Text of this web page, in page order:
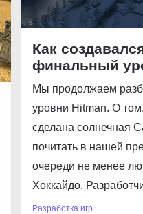
Как
финальный
Мы продолжаем
уровни Hitman. О
сделана солнечная
почитать в нашей
очереди не менее
Хоккайдо.
Разработка игр